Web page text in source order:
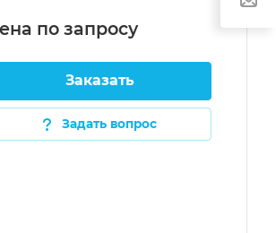
по запросу
Заказать
Задать вопрос